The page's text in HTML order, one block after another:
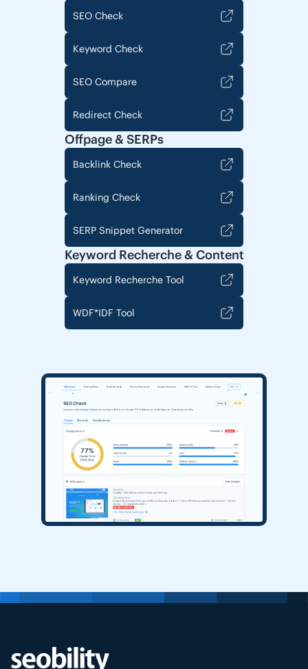
SEO Check
Keyword Check
SEO Compare
Redirect Check
Offpage & SERPs
Backlink Check
Ranking Check
SERP Snippet Generator
Keyword Recherche & Content
Keyword Recherche Tool
WDF*IDF Tool